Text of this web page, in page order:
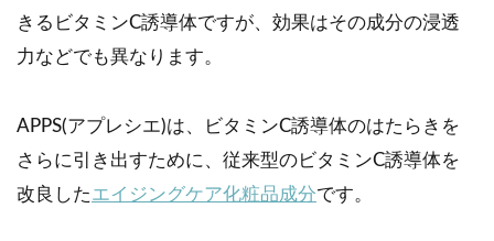
きるビタミンC誘導体ですが、効果はその成分の浸透
力などでも異なります。
APPS(アプレシエ)は、ビタミンC誘導体のはたらきを
さらに引き出すために、従来型のビタミンC誘導体を
改良したエイジングケア化粧品成分です。